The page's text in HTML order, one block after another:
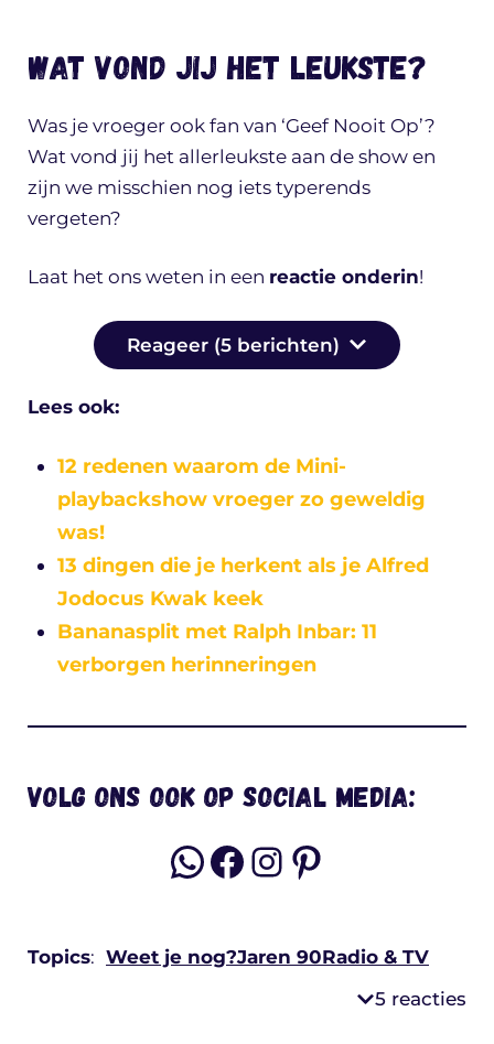
Wat vond jij het leukste?
Was je vroeger ook fan van ‘Geef Nooit Op’?
Wat vond jij het allerleukste aan de show en
zijn we misschien nog iets typerends
vergeten?
Laat het ons weten in een reactie onderin!
Reageer (5 berichten)
Lees ook:
12 redenen waarom de Mini-
playbackshow vroeger zo geweldig
was!
13 dingen die je herkent als je Alfred
Jodocus Kwak keek
Bananasplit met Ralph Inbar: 11
verborgen herinneringen
Volg ons ook op social media:
WhatsApp
Facebook
Instagram
Pinterest
Topics: Weet je nog?Jaren 90Radio & TV
5 reacties